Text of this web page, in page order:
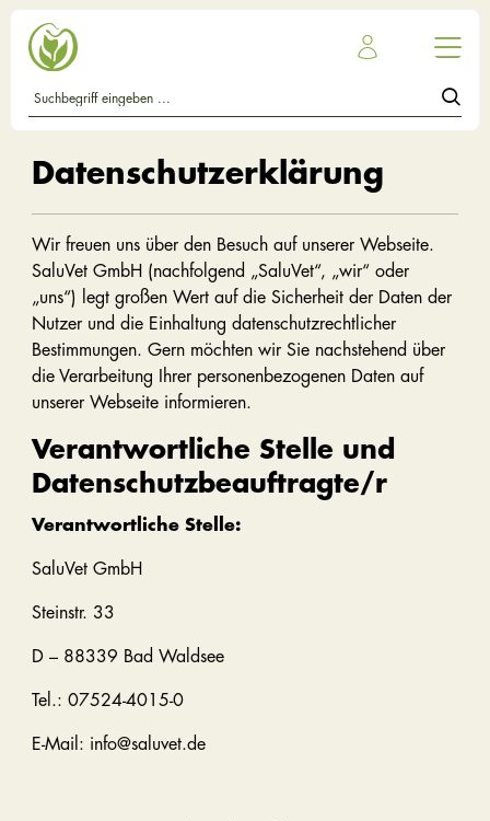
Datenschutzerklärung
Wir freuen uns über den Besuch auf unserer Webseite.
SaluVet GmbH (nachfolgend „SaluVet“, „wir“ oder
„uns“) legt großen Wert auf die Sicherheit der Daten der
Nutzer und die Einhaltung datenschutzrechtlicher
Bestimmungen. Gern möchten wir Sie nachstehend über
die Verarbeitung Ihrer personenbezogenen Daten auf
unserer Webseite informieren.
Verantwortliche Stelle und
Datenschutzbeauftragte/r
Verantwortliche Stelle:
SaluVet GmbH
Steinstr. 33
D – 88339 Bad Waldsee
Tel.: 07524-4015-0
E-Mail: info@saluvet.de